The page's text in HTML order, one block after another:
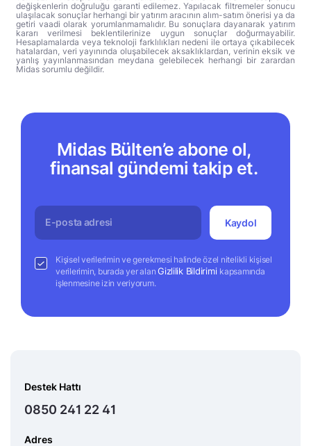
değişkenlerin doğruluğu garanti edilemez. Yapılacak filtremeler sonucu
ulaşılacak sonuçlar herhangi bir yatırım aracının alım-satım önerisi ya da
getiri vaadi olarak yorumlanmamalıdır. Bu sonuçlara dayanarak yatırım
kararı verilmesi beklentilerinize uygun sonuçlar doğurmayabilir.
Hesaplamalarda veya teknoloji farklılıkları nedeni ile ortaya çıkabilecek
hatalardan, veri yayınında oluşabilecek aksaklıklardan, verinin eksik ve
yanlış yayınlanmasından meydana gelebilecek herhangi bir zarardan
Midas sorumlu değildir.
Midas Bülten’e abone ol,
finansal gündemi takip et.
Kaydol
Kişisel verilerimin ve gerekmesi halinde özel nitelikli kişisel
verilerimin, burada yer alanGizlilik Bildirimi kapsamında
işlenmesine izin veriyorum.
Destek Hattı
0850 241 22 41
Adres